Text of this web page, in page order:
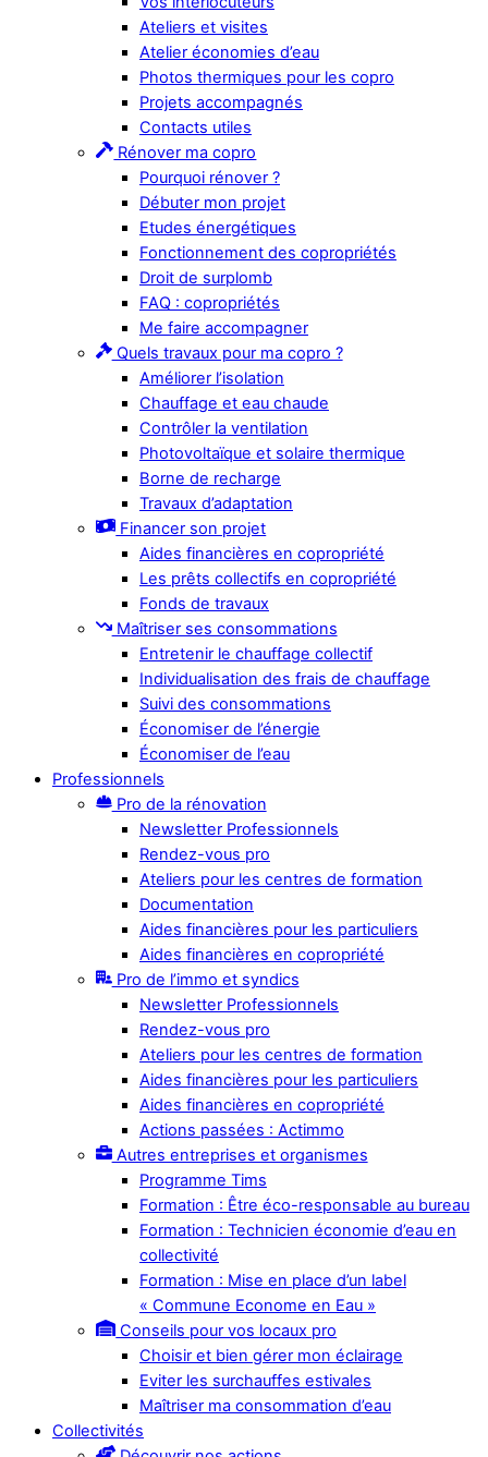
Ateliers et visites
Atelier économies d’eau
Photos thermiques pour les copro
Projets accompagnés
Contacts utiles
Rénover ma copro
Pourquoi rénover ?
Débuter mon projet
Etudes énergétiques
Fonctionnement des copropriétés
Droit de surplomb
FAQ : copropriétés
Me faire accompagner
Quels travaux pour ma copro ?
Améliorer l’isolation
Chauffage et eau chaude
Contrôler la ventilation
Photovoltaïque et solaire thermique
Borne de recharge
Travaux d’adaptation
Financer son projet
Aides financières en copropriété
Les prêts collectifs en copropriété
Fonds de travaux
Maîtriser ses consommations
Entretenir le chauffage collectif
Individualisation des frais de chauffage
Suivi des consommations
Économiser de l’énergie
Économiser de l’eau
Professionnels
Pro de la rénovation
Newsletter Professionnels
Rendez-vous pro
Ateliers pour les centres de formation
Documentation
Aides financières pour les particuliers
Aides financières en copropriété
Pro de l’immo et syndics
Newsletter Professionnels
Rendez-vous pro
Ateliers pour les centres de formation
Aides financières pour les particuliers
Aides financières en copropriété
Actions passées : Actimmo
Autres entreprises et organismes
Programme Tims
Formation : Être éco-responsable au bureau
Formation : Technicien économie d’eau en
collectivité
Formation : Mise en place d’un label
« Commune Econome en Eau »
Conseils pour vos locaux pro
Choisir et bien gérer mon éclairage
Eviter les surchauffes estivales
Maîtriser ma consommation d’eau
Collectivités